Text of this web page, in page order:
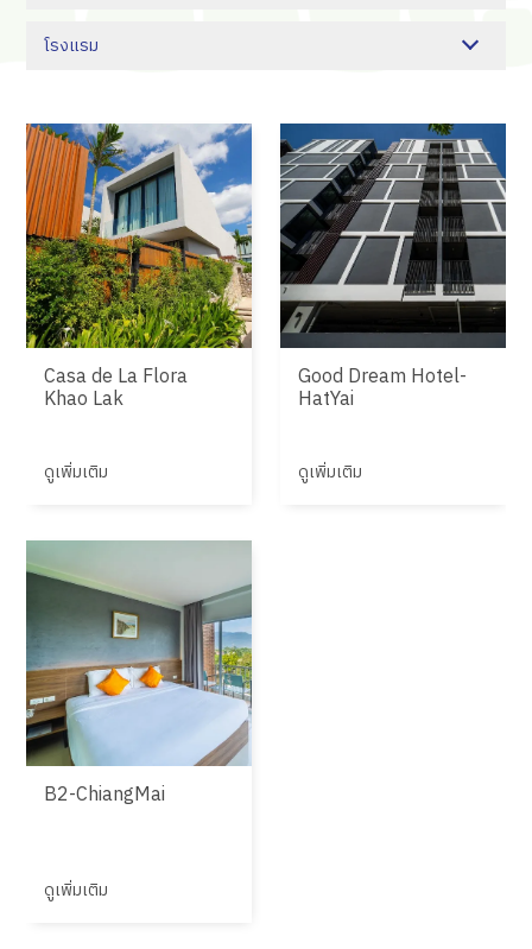
โรงแรม
Casa de La Flora
Khao Lak
ดูเพิ่มเติม
Good Dream Hotel-
HatYai
ดูเพิ่มเติม
B2-ChiangMai
ดูเพิ่มเติม